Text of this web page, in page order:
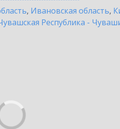
, Ивановская область,
Республика -